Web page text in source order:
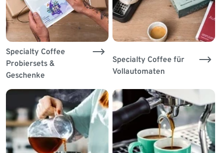
Specialty Coffee
Probiersets &
Geschenke
Specialty Coffee für
Vollautomaten